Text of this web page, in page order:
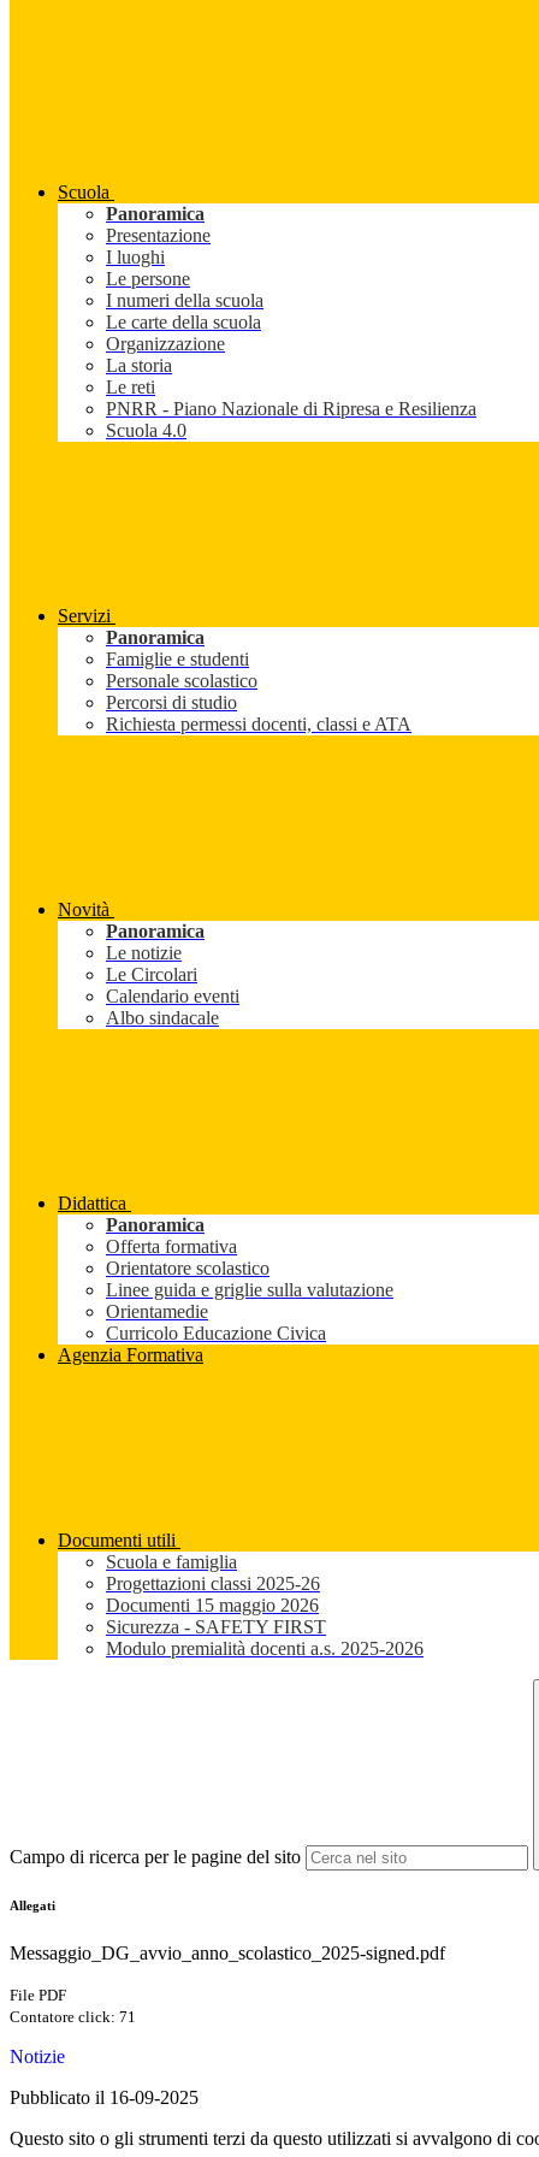
Scuola
Panoramica
Presentazione
I luoghi
Le persone
I numeri della scuola
Le carte della scuola
Organizzazione
La storia
Le reti
PNRR - Piano Nazionale di Ripresa e Resilienza
Scuola 4.0
Servizi
Panoramica
Famiglie e studenti
Personale scolastico
Percorsi di studio
Richiesta permessi docenti, classi e ATA
Novità
Panoramica
Le notizie
Le Circolari
Calendario eventi
Albo sindacale
Didattica
Panoramica
Offerta formativa
Orientatore scolastico
Linee guida e griglie sulla valutazione
Orientamedie
Curricolo Educazione Civica
Agenzia Formativa
Documenti utili
Scuola e famiglia
Progettazioni classi 2025-26
Documenti 15 maggio 2026
Sicurezza - SAFETY FIRST
Modulo premialità docenti a.s. 2025-2026
Campo di ricerca per le pagine del sito
Allegati
Messaggio_DG_avvio_anno_scolastico_2025-signed.pdf
File PDF
Contatore click: 71
Notizie
Pubblicato il 16-09-2025
Questo sito o gli strumenti terzi da questo utilizzati si avvalgono di